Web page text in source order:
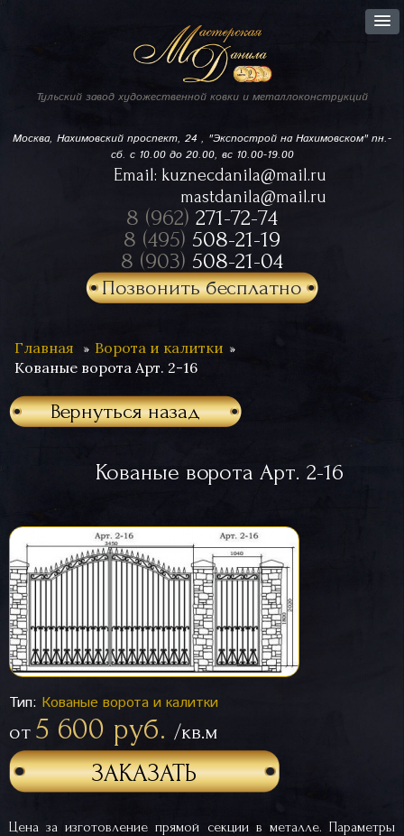
Тульский завод художественной ковки и металлоконструкций
Москва, Нахимовский проспект, 24 , "Экспострой на Нахимовском"пн.-
сб. с 10.00 до 20.00, вс 10.00-19.00
Email: kuznecdanila@mail.ru
mastdanila@mail.ru
8 (962) 271-72-74
8 (495) 508-21-19
8 (903) 508-21-04
Позвонить бесплатно
Главная
Ворота и калитки
Кованые ворота Арт. 2-16
Вернуться назад
Кованые ворота Арт. 2-16
Тип: Кованые ворота и калитки
от 5 600 руб. /кв.м
ЗАКАЗАТЬ
Цена за изготовление прямой секции в металле. Параметры